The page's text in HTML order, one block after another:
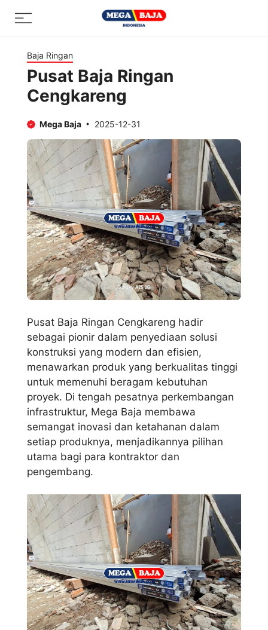
Menu
Baja Ringan
Pusat Baja Ringan
Cengkareng
Mega Baja 2025-12-31
Pusat Baja Ringan Cengkareng hadir
sebagai pionir dalam penyediaan solusi
konstruksi yang modern dan efisien,
menawarkan produk yang berkualitas tinggi
untuk memenuhi beragam kebutuhan
proyek. Di tengah pesatnya perkembangan
infrastruktur, Mega Baja membawa
semangat inovasi dan ketahanan dalam
setiap produknya, menjadikannya pilihan
utama bagi para kontraktor dan
pengembang.